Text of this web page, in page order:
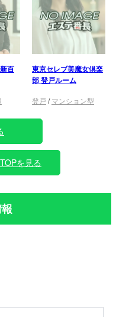
百
東京セレブ美魔女倶楽
部 登戸ルーム
登戸 /マンション型
を見る